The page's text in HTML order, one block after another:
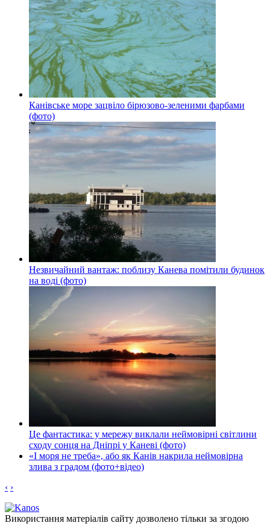
Канівське море зацвіло бірюзово-зеленими фарбами
(фото)
Незвичайний вантаж: поблизу Канева помітили будинок
на воді (фото)
Це фантастика: у мережу виклали неймовірні світлини
сходу сонця на Дніпрі у Каневі (фото)
«І моря не треба», або як Канів накрила неймовірна
злива з градом (фото+відео)
‹ ›
Використання матеріалів сайту дозволено тільки за згодою